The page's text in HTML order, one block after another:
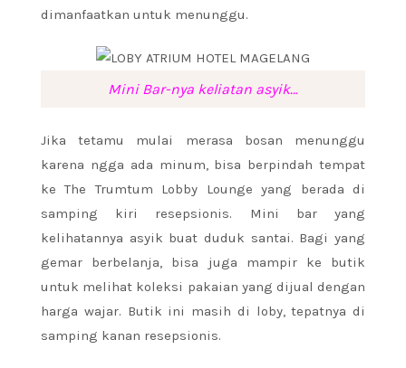
dimanfaatkan untuk menunggu.
Mini Bar-nya keliatan asyik…
Jika tetamu mulai merasa bosan menunggu
karena ngga ada minum, bisa berpindah tempat
ke The Trumtum Lobby Lounge yang berada di
samping kiri resepsionis. Mini bar yang
kelihatannya asyik buat duduk santai. Bagi yang
gemar berbelanja, bisa juga mampir ke butik
untuk melihat koleksi pakaian yang dijual dengan
harga wajar. Butik ini masih di loby, tepatnya di
samping kanan resepsionis.